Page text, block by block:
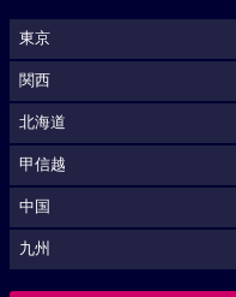
東京
関西
北海道
甲信越
中国
九州